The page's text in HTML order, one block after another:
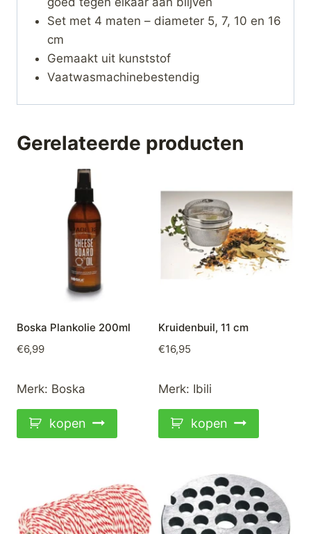
Set met 4 maten – diameter 5, 7, 10 en 16
cm
Gemaakt uit kunststof
Vaatwasmachinebestendig
Gerelateerde producten
Boska Plankolie 200ml
€6,99
Merk: Boska
kopen
Kruidenbuil, 11 cm
€16,95
Merk: Ibili
kopen